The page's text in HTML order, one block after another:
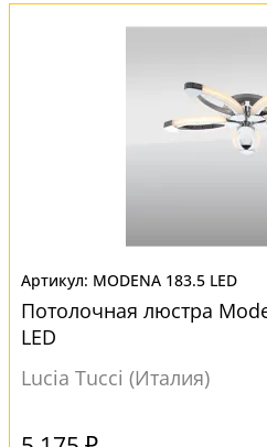
MODENA 183.5 LED
Потолочная люстра
LED
Lucia Tucci (Италия)